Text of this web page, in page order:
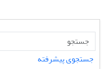
جستجوی پیشرفته